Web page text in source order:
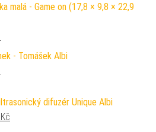
malá - Game on (17,8 × 9,8 × 22,9
cena byla: 35 Kč.
- Tomášek Albi
cena byla: 79 Kč.
difuzér Unique Albi
cena byla: 999 Kč.
Kč